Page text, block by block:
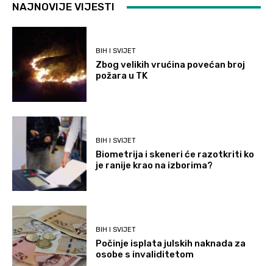
NAJNOVIJE VIJESTI
BIH I SVIJET
Zbog velikih vrućina povećan broj
požara u TK
BIH I SVIJET
Biometrija i skeneri će razotkriti ko
je ranije krao na izborima?
BIH I SVIJET
Počinje isplata julskih naknada za
osobe s invaliditetom